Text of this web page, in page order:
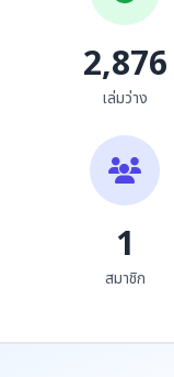
2,876
เล่มว่าง
1
สมาชิก